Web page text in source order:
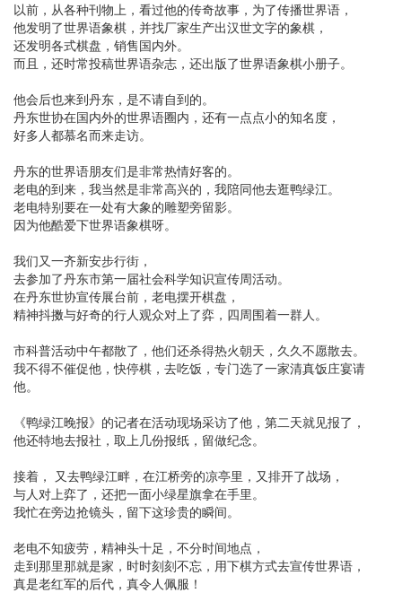
以前，从各种刊物上，看过他的传奇故事，为了传播世界语，
他发明了世界语象棋，并找厂家生产出汉世文字的象棋，
还发明各式棋盘，销售国内外。
而且，还时常投稿世界语杂志，还出版了世界语象棋小册子。
他会后也来到丹东，是不请自到的。
丹东世协在国内外的世界语圈内，还有一点点小的知名度，
好多人都慕名而来走访。
丹东的世界语朋友们是非常热情好客的。
老电的到来，我当然是非常高兴的，我陪同他去逛鸭绿江。
老电特别要在一处有大象的雕塑旁留影。
因为他酷爱下世界语象棋呀。
我们又一齐新安步行街，
去参加了丹东市第一届社会科学知识宣传周活动。
在丹东世协宣传展台前，老电摆开棋盘，
精神抖擞与好奇的行人观众对上了弈，四周围着一群人。
市科普活动中午都散了，他们还杀得热火朝天，久久不愿散去。
我不得不催促他，快停棋，去吃饭，专门选了一家清真饭庄宴请
他。
《鸭绿江晚报》的记者在活动现场采访了他，第二天就见报了，
他还特地去报社，取上几份报纸，留做纪念。
接着， 又去鸭绿江畔，在江桥旁的凉亭里，又排开了战场，
与人对上弈了，还把一面小绿星旗拿在手里。
我忙在旁边抢镜头，留下这珍贵的瞬间。
老电不知疲劳，精神头十足，不分时间地点，
走到那里那就是家，时时刻刻不忘，用下棋方式去宣传世界语，
真是老红军的后代，真令人佩服！